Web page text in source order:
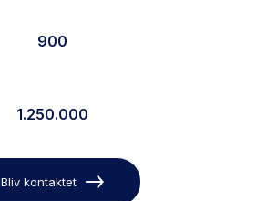
900
1.250.000
Bliv kontaktet